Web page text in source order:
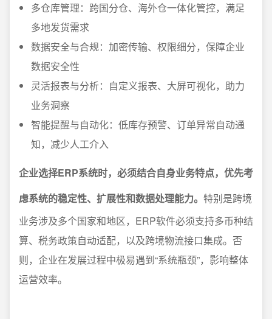
多仓库管理：跨国分仓、海外仓一体化管控，满足
多地发货需求
数据安全与合规：加密传输、权限细分，保障企业
数据安全性
灵活报表与分析：自定义报表、大屏可视化，助力
业务洞察
智能提醒与自动化：低库存预警、订单异常自动通
知，减少人工介入
企业选择ERP系统时，必须结合自身业务特点，优先考
虑系统的稳定性、扩展性和数据处理能力。 特别是跨境
业务涉及多个国家和地区，ERP软件必须支持多币种结
算、税务政策自动适配，以及跨境物流接口集成。否
则，企业在发展过程中极易遇到“系统瓶颈”，影响整体
运营效率。